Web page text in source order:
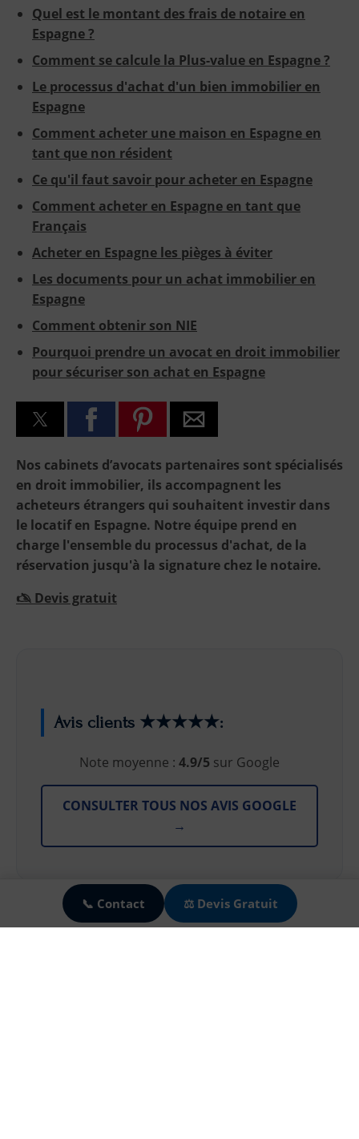
Quel est le montant des frais de notaire en
Espagne ?
Comment se calcule la Plus-value en Espagne ?
Le processus d'achat d'un bien immobilier en
Espagne
Comment acheter une maison en Espagne en
tant que non résident
Ce qu'il faut savoir pour acheter en Espagne
Comment acheter en Espagne en tant que
Français
Acheter en Espagne les pièges à éviter
Les documents pour un achat immobilier en
Espagne
Comment obtenir son NIE
Pourquoi prendre un avocat en droit immobilier
pour sécuriser son achat en Espagne
Nos cabinets d’avocats partenaires sont spécialisés
en droit immobilier, ils accompagnent les
acheteurs étrangers qui souhaitent investir dans
le locatif en Espagne. Notre équipe prend en
charge l'ensemble du processus d'achat, de la
réservation jusqu'à la signature chez le notaire.
🖎 Devis gratuit
Avis clients ★★★★★:
Note moyenne : 4.9/5 sur Google
CONSULTER TOUS NOS AVIS GOOGLE
→
📞 Contact ⚖️ Devis Gratuit